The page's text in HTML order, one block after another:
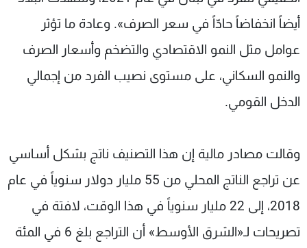
أيضاً انخفاضاً حادّاً في سعر الصرف». وعادة ما تؤثر
عوامل مثل النمو الاقتصادي والتضخم وأسعار الصرف
والنمو السكاني، على مستوى نصيب الفرد من إجمالي
الدخل القومي.
وقالت مصادر مالية إن هذا التصنيف ناتج بشكل أساسي
عن تراجع الناتج المحلي من 55 مليار دولار سنوياً في عام
2018، إلى 22 مليار سنوياً في هذا الوقت، لافتة في
تصريحات لـ«الشرق الأوسط» أن التراجع بلغ 6 في المئة